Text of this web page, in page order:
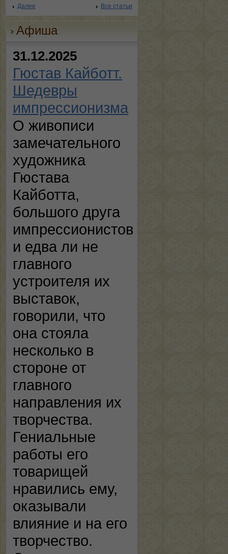
Далее Все статьи
Афиша
31.12.2025
Гюстав Кайботт.
Шедевры
импрессионизма
О живописи
замечательного
художника
Гюстава
Кайботта,
большого друга
импрессионистов
и едва ли не
главного
устроителя их
выставок,
говорили, что
она стояла
несколько в
стороне от
главного
направления их
творчества.
Гениальные
работы его
товарищей
нравились ему,
оказывали
влияние и на его
творчество.